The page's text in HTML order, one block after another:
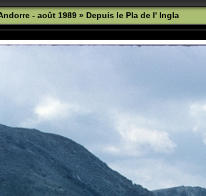
- août 1989 » Depuis le Pla de l' Ingla